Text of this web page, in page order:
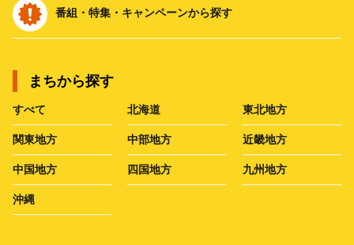
番組・特集・キャンペーンから探す
まちから探す
すべて 北海道 東北地方
関東地方 中部地方 近畿地方
中国地方 四国地方 九州地方
沖縄